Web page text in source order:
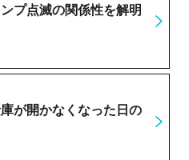
プ点滅の関係性を解明
が開かなくなった日の